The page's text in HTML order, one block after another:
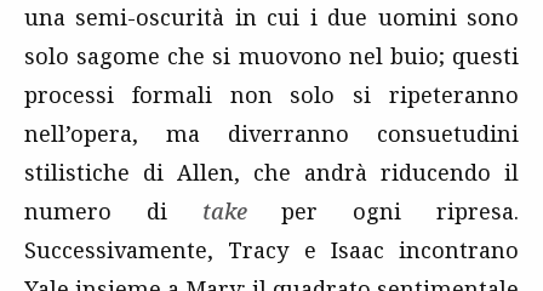
una semi-oscurità in cui i due uomini sono
solo sagome che si muovono nel buio; questi
processi formali non solo si ripeteranno
nell’opera, ma diverranno consuetudini
stilistiche di Allen, che andrà riducendo il
numero di takeper ogni ripresa.
Successivamente, Tracy e Isaac incontrano